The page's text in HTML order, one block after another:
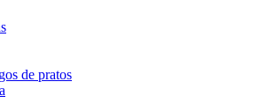
de pratos